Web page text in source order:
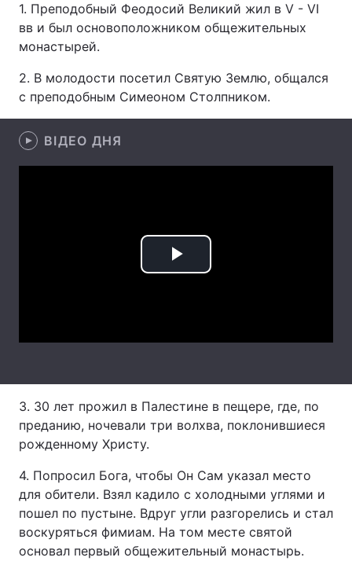
Головна Війна
Україна
Економіка Світ
Лайт
Інциденти
Цікавинки Погода
Лонгріди
Відео з Youtube
Інтерв'ю Думки
Вакансії
Контакти
1. Преподобный Феодосий Великий жил в V - VI
вв и был основоположником общежительных
монастырей.
2. В молодости посетил Святую Землю, общался
с преподобным Симеоном Столпником.
ВІДЕО ДНЯ
Play
3. 30 лет прожил в Палестине в пещере, где, по
преданию, ночевали три волхва, поклонившиеся
рожденному Христу.
4. Попросил Бога, чтобы Он Сам указал место
для обители. Взял кадило с холодными углями и
пошел по пустыне. Вдруг угли разгорелись и стал
воскуряться фимиам. На том месте святой
основал первый общежительный монастырь.